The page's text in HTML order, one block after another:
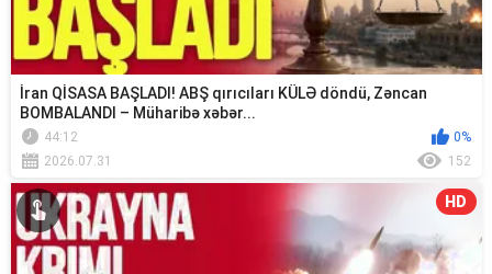
İran QİSASA BAŞLADI! ABŞ qırıcıları KÜLƏ döndü, Zəncan
BOMBALANDI – Müharibə xəbər...
44:12
0%
2026.07.31
152
HD